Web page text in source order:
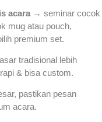
acara → seminar cocok
mug atau pouch,
premium set.
tradisional lebih
& bisa custom.
pastikan pesan
acara.